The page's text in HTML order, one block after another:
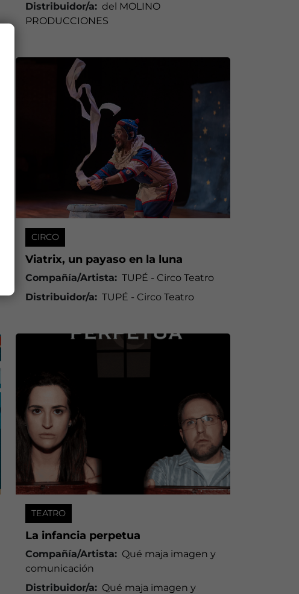
Distribuidor/a: del MOLINO
PRODUCCIONES
CIRCO
Viatrix, un payaso en la luna
Compañía/Artista: TUPÉ - Circo Teatro
Distribuidor/a: TUPÉ - Circo Teatro
TEATRO
La infancia perpetua
Compañía/Artista: Qué maja imagen y
comunicación
Distribuidor/a: Qué maja imagen y